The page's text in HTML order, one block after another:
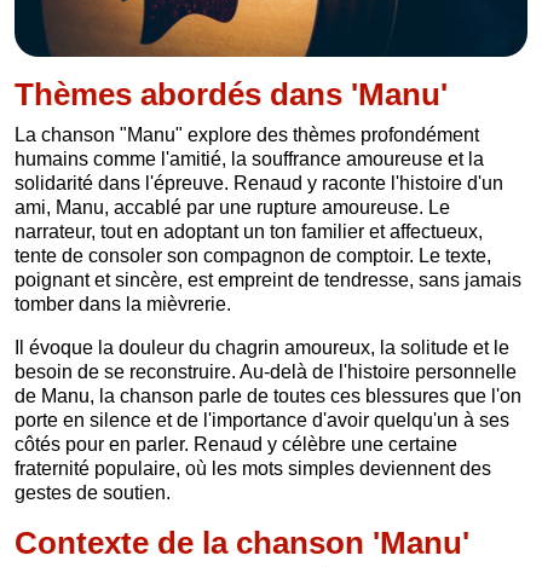
Thèmes abordés dans 'Manu'
La chanson "Manu" explore des thèmes profondément
humains comme l'amitié, la souffrance amoureuse et la
solidarité dans l'épreuve. Renaud y raconte l'histoire d'un
ami, Manu, accablé par une rupture amoureuse. Le
narrateur, tout en adoptant un ton familier et affectueux,
tente de consoler son compagnon de comptoir. Le texte,
poignant et sincère, est empreint de tendresse, sans jamais
tomber dans la mièvrerie.
Il évoque la douleur du chagrin amoureux, la solitude et le
besoin de se reconstruire. Au-delà de l'histoire personnelle
de Manu, la chanson parle de toutes ces blessures que l'on
porte en silence et de l'importance d'avoir quelqu'un à ses
côtés pour en parler. Renaud y célèbre une certaine
fraternité populaire, où les mots simples deviennent des
gestes de soutien.
Contexte de la chanson 'Manu'